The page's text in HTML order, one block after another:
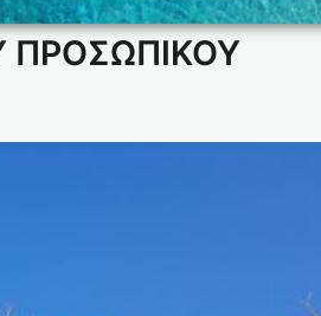
ΠΡΟΣΩΠΙΚΟΥ